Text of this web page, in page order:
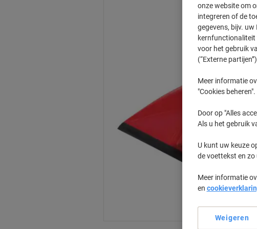
onze website om
integreren of de
gegevens, bijv.
kernfunctionaliteit
voor het gebruik
(“Externe
Meer informatie
"Cookies
Door op "Alles
Als u het gebruik
U kunt uw keuze
de voettekst en
Meer informatie
en
Weigeren